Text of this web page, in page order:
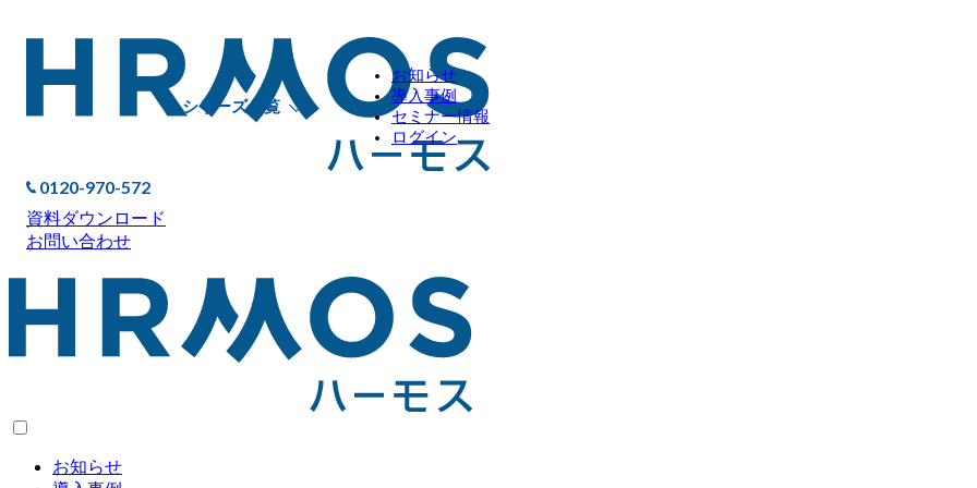
シリーズ一覧
お知らせ
導入事例
セミナー情報
ログイン
0120-970-572
資料ダウンロード
お問い合わせ
お知らせ